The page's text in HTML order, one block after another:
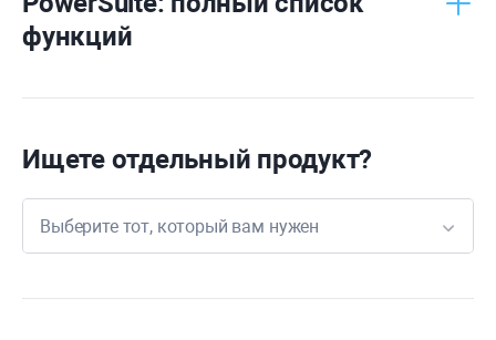
функций
Ищете отдельный продукт?
Выберите тот, который вам нужен
RankTracker